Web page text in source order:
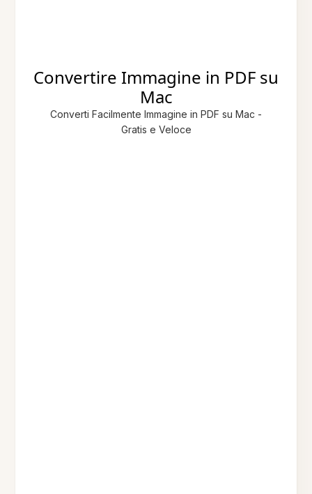
Convertire Immagine in PDF su
Mac
Converti Facilmente Immagine in PDF su Mac -
Gratis e Veloce